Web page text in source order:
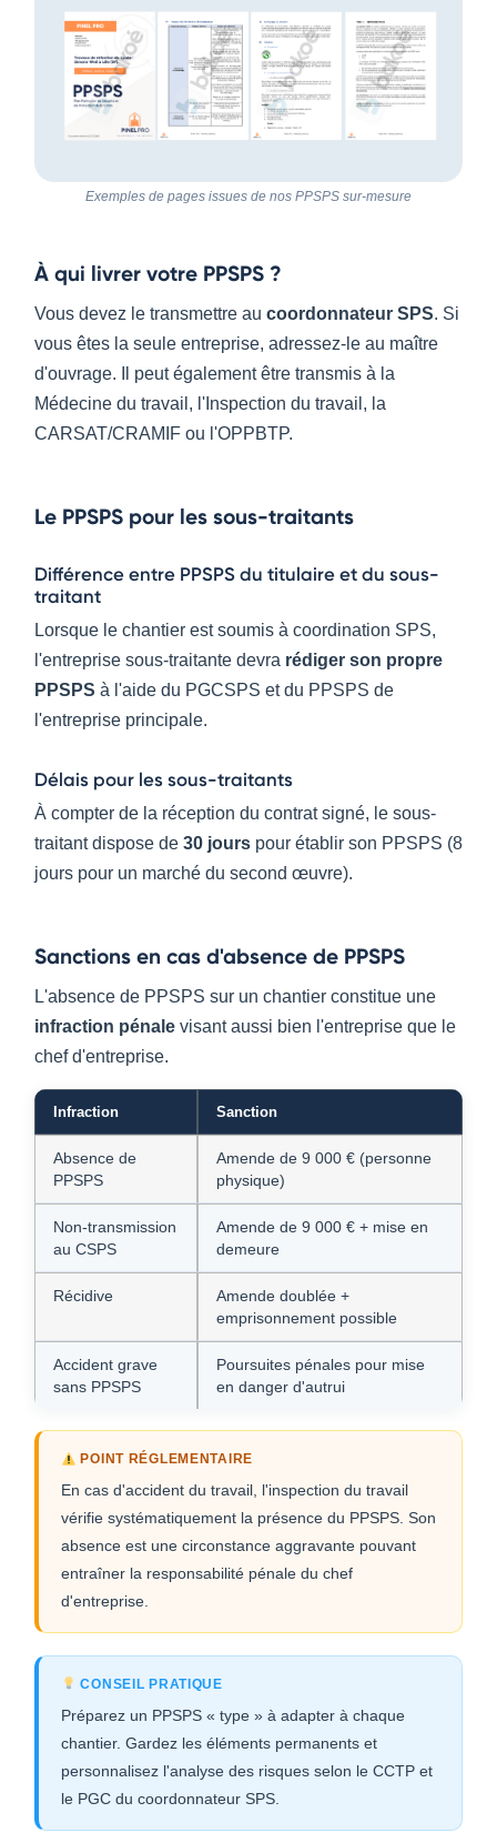
Exemples de pages issues de nos PPSPS sur-mesure
À qui livrer votre PPSPS ?
Vous devez le transmettre au coordonnateur SPS. Si
vous êtes la seule entreprise, adressez-le au maître
d'ouvrage. Il peut également être transmis à la
Médecine du travail, l'Inspection du travail, la
CARSAT/CRAMIF ou l'OPPBTP.
Le PPSPS pour les sous-traitants
Différence entre PPSPS du titulaire et du sous-
traitant
Lorsque le chantier est soumis à coordination SPS,
l'entreprise sous-traitante devra rédiger son propre
PPSPS à l'aide du PGCSPS et du PPSPS de
l'entreprise principale.
Délais pour les sous-traitants
À compter de la réception du contrat signé, le sous-
traitant dispose de 30 jours pour établir son PPSPS (8
jours pour un marché du second œuvre).
Sanctions en cas d'absence de PPSPS
L'absence de PPSPS sur un chantier constitue une
infraction pénale visant aussi bien l'entreprise que le
chef d'entreprise.
Infraction Sanction
Absence de
PPSPS
Amende de 9 000 € (personne
physique)
Non-transmission
au CSPS
Amende de 9 000 € + mise en
demeure
Récidive
Amende doublée +
emprisonnement possible
Accident grave
sans PPSPS
Poursuites pénales pour mise
en danger d'autrui
POINT RÉGLEMENTAIRE
En cas d'accident du travail, l'inspection du travail
vérifie systématiquement la présence du PPSPS. Son
absence est une circonstance aggravante pouvant
entraîner la responsabilité pénale du chef
d'entreprise.
CONSEIL PRATIQUE
Préparez un PPSPS « type » à adapter à chaque
chantier. Gardez les éléments permanents et
personnalisez l'analyse des risques selon le CCTP et
le PGC du coordonnateur SPS.